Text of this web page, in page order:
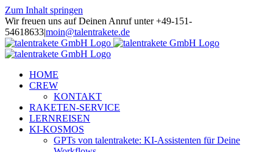
Zum Inhalt springen
Wir freuen uns auf Deinen Anruf unter +49-151-
54618633|moin@talentrakete.de
HOME
CREW
KONTAKT
RAKETEN-SERVICE
LERNREISEN
KI-KOSMOS
GPTs von talentrakete: KI-Assistenten für Deine